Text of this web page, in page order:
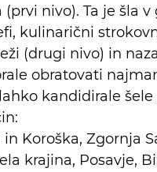
nivo). Ta je šla
kulinarični
(drugi nivo) in
obratovati
kandidirale
in Koroška, Zgornja
krajina, Posavje,